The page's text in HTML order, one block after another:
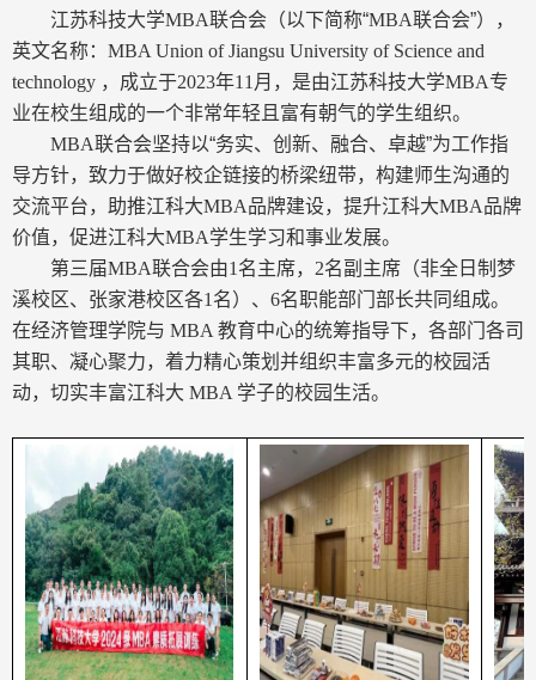
江苏科技大学MBA联合会（以下简称“MBA联合会”），
英文名称： MBA Union of Jiangsu University of Science and
technology ，成立于2023年11 月，是由江苏科技大学MBA专
业在校生组成的一个非常年轻且富有朝气的学生组织。
MBA联合会坚持以“务实、创新、融合、卓越”为工作指
导方针，致力于做好校企链接的桥梁纽带，构建师生沟通的
交流平台，助推江科大MBA品牌建设，提升江科大MBA品牌
价值，促进江科大MBA学生学习和事业发展。
第三届MBA联合会由1 名主席， 2名副主席（非全日制梦
溪校区、张家港校区各1 名）、 6名职能部门部长共同组成。
在经济管理学院与 MBA 教育中心的统筹指导下，各部门各司
其职、凝心聚力，着力精心策划并组织丰富多元的校园活
动，切实丰富江科大 MBA 学子的校园生活。